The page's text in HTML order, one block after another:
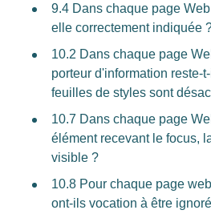
9.4 Dans chaque page
elle correctement indiquée
10.2 Dans chaque page
porteur d'information reste-
feuilles de styles sont
10.7 Dans chaque page
élément recevant le focus,
visible ?
10.8 Pour chaque page
ont-ils vocation à être